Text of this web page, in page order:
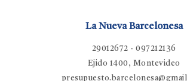
La Nueva Barcelonesa
29012672 - 097212136
Ejido 1400, Montevideo